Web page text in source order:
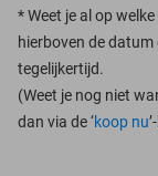
*Weet je al op
hierboven de datum
tegelijkertijd.
(Weet je nog niet
dan via de ‘koop nu